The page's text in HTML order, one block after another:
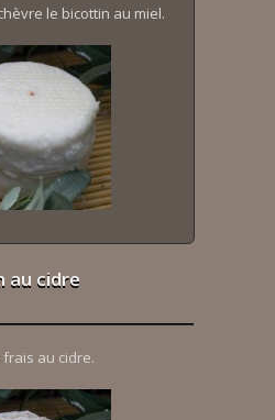
le bicottin au miel.
au cidre
au cidre.